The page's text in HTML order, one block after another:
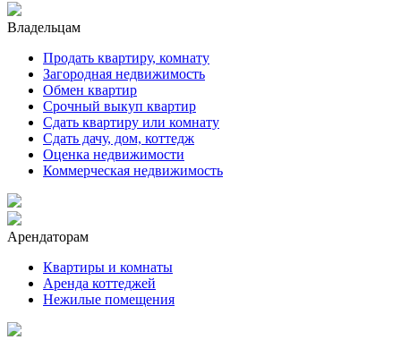
Владельцам
Продать квартиру, комнату
Загородная недвижимость
Обмен квартир
Срочный выкуп квартир
Сдать квартиру или комнату
Сдать дачу, дом, коттедж
Оценка недвижимости
Коммерческая недвижимость
Арендаторам
Квартиры и комнаты
Аренда коттеджей
Нежилые помещения